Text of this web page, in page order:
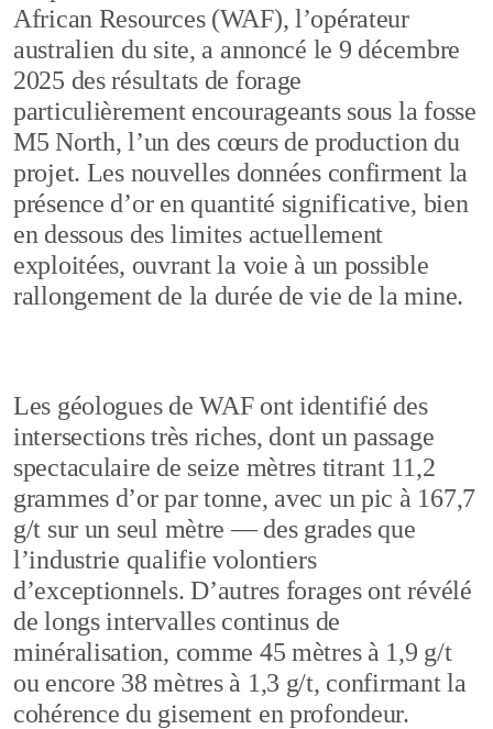
African Resources (WAF), l’opérateur
australien du site, a annoncé le 9 décembre
2025 des résultats de forage
particulièrement encourageants sous la fosse
M5 North, l’un des cœurs de production du
projet. Les nouvelles données confirment la
présence d’or en quantité significative, bien
en dessous des limites actuellement
exploitées, ouvrant la voie à un possible
rallongement de la durée de vie de la mine.
Les géologues de WAF ont identifié des
intersections très riches, dont un passage
spectaculaire de seize mètres titrant 11,2
grammes d’or par tonne, avec un pic à 167,7
g/t sur un seul mètre — des grades que
l’industrie qualifie volontiers
d’exceptionnels. D’autres forages ont révélé
de longs intervalles continus de
minéralisation, comme 45 mètres à 1,9 g/t
ou encore 38 mètres à 1,3 g/t, confirmant la
cohérence du gisement en profondeur.